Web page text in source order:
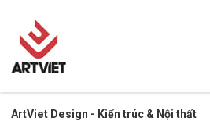
ArtViet Design - Kiến trúc & Nội thất